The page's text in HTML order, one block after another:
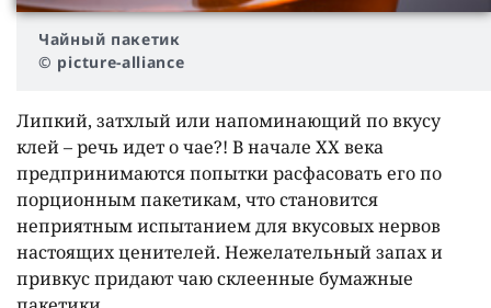
Чайный пакетик
© picture-alliance
Липкий, затхлый или напоминающий по вкусу
клей – речь идет о чае?! В начале ХХ века
предпринимаются попытки расфасовать его по
порционным пакетикам, что становится
неприятным испытанием для вкусовых нервов
настоящих ценителей. Нежелательный запах и
привкус придают чаю склеенные бумажные